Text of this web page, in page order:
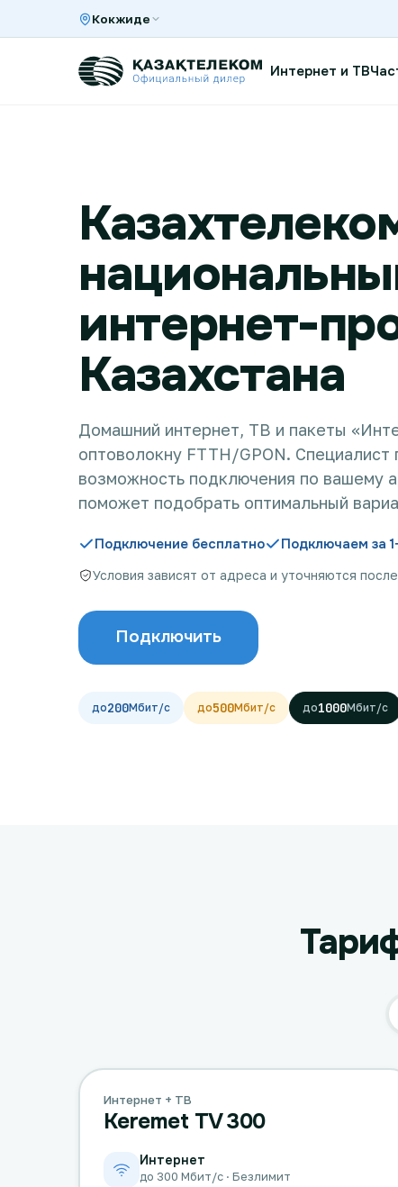
Кокжиде
Интернет и ТВ
Интернет и ТВ в частном доме
Интернет в офис
интернет-
Казахстана
Домашний интернет, ТВ и пакеты
оптоволокну FTTH/GPON. Специалист
возможность подключения по вашему
поможет подобрать оптимальный
Подключение бесплатно Подключаем за
Условия зависят от адреса и уточняются
Подключить
200 500 1000
Интернет + ТВ
Keremet TV 300
Интернет
до 300 Мбит/с · Безлимит